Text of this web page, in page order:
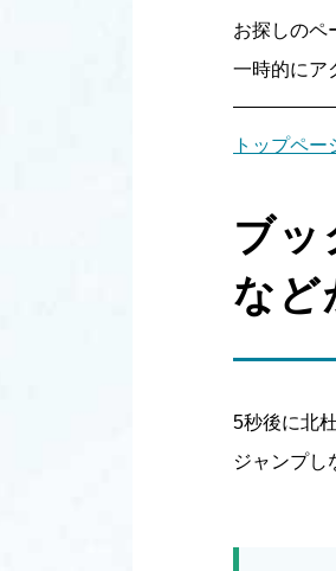
お探しのペ
一時的にア
トップペー
ブッ
など
5秒後に北
ジャンプし